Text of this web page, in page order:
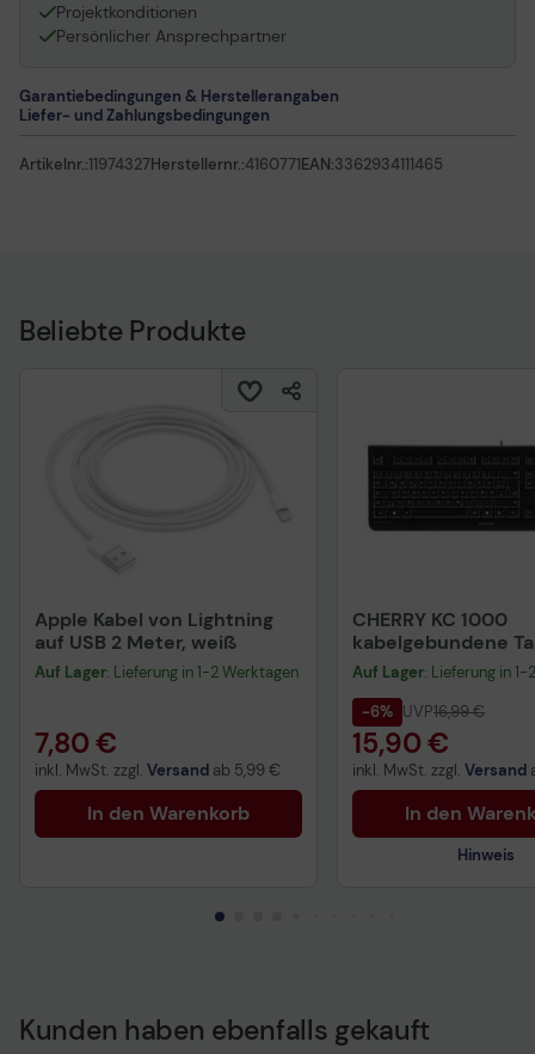
Projektkonditionen
Persönlicher Ansprechpartner
Garantiebedingungen & Herstellerangaben
Liefer- und Zahlungsbedingungen
Artikelnr.:11974327Herstellernr.:4160771EAN:3362934111465
Beliebte Produkte
Apple Kabel von Lightning
auf USB 2 Meter, weiß
Auf Lager: Lieferung in 1-2 Werktagen
7,80 €
inkl. MwSt. zzgl. Versand ab 5,99 €
In den Warenkorb
CHERRY KC 1000
kabelgebundene
QWERTZ DE -
Auf Lager: Lieferung in
-6% UVP16,99 €
15,90 €
inkl. MwSt. zzgl. Versand
In den
Hinweis
Technisches
Kunden haben ebenfalls gekauft